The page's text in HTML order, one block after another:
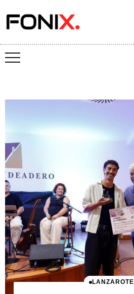
LANZAROTE